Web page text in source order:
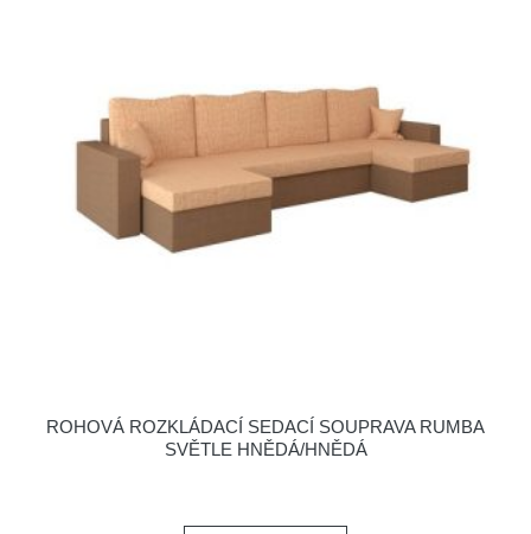
ROHOVÁ ROZKLÁDACÍ SEDACÍ SOUPRAVA RUMBA
SVĚTLE HNĚDÁ/HNĚDÁ